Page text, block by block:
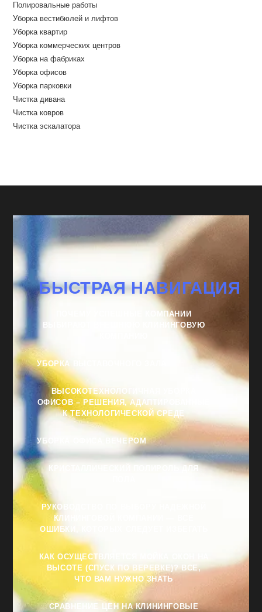
Полировальные работы
Уборка вестибюлей и лифтов
Уборка квартир
Уборка коммерческих центров
Уборка на фабриках
Уборка офисов
Уборка парковки
Чистка дивана
Чистка ковров
Чистка эскалатора
БЫСТРАЯ НАВИГАЦИЯ
ПОЧЕМУ УСПЕШНЫЕ КОМПАНИИ
ВЫБИРАЮТ ВНЕШНЮЮ КЛИНИНГОВУЮ
УБОРКА ВЫСТАВОЧНОГО ЗАЛА
ВЫСОКОТЕХНОЛОГИЧНАЯ УБОРКА
ОФИСОВ – РЕШЕНИЯ, АДАПТИРОВАННЫЕ
К ТЕХНОЛОГИЧЕСКОЙ СРЕДЕ
УБОРКА ОФИСА ВЕЧЕРОМ
КРИСТАЛЛИЧЕСКИЙ ПОЛИРОЛЬ ДЛЯ
РУКОВОДСТВО ПО ВЫБОРУ НАДЕЖНОЙ
КЛИНИНГОВОЙ КОМПАНИИ — ВСЕ
ОШИБКИ, КОТОРЫХ СЛЕДУЕТ ИЗБЕГАТЬ
КАК ОСУЩЕСТВЛЯЕТСЯ МОЙКА ОКОН НА
ВЫСОТЕ (СПУСК ПО ВЕРЕВКЕ)? ВСЕ,
ЧТО ВАМ НУЖНО ЗНАТЬ
СРАВНЕНИЕ ЦЕН НА КЛИНИНГОВЫЕ